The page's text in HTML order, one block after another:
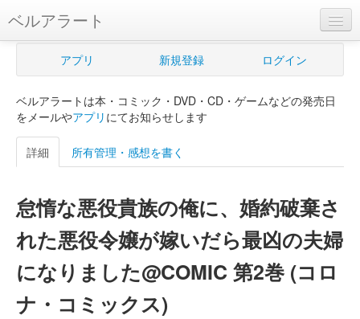
ベルアラート
ベルアラートとは
新規登録
ログイン
購入管理
Myシェルフ
プレミアム
アプリ 新規登録 ログイン
ベルアラートは本・コミック・DVD・CD・ゲームなどの発売日
をメールやアプリ にてお知らせします
詳細 所有管理・感想を書く
怠惰な悪役貴族の俺に、婚約破棄さ
れた悪役令嬢が嫁いだら最凶の夫婦
になりました@COMIC 第2巻 (コロ
ナ・コミックス)